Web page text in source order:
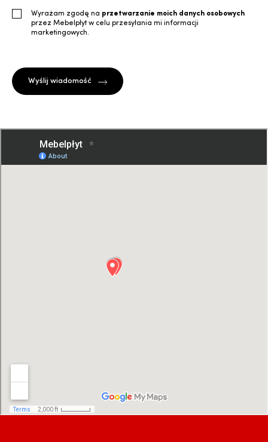
Wyrażam zgodę na przetwarzanie moich danych osobowych
przez Mebelpłyt w celu przesyłania mi informacji
marketingowych.